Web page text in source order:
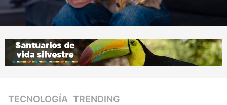
4
TECNOLOGÍA ,TRENDING